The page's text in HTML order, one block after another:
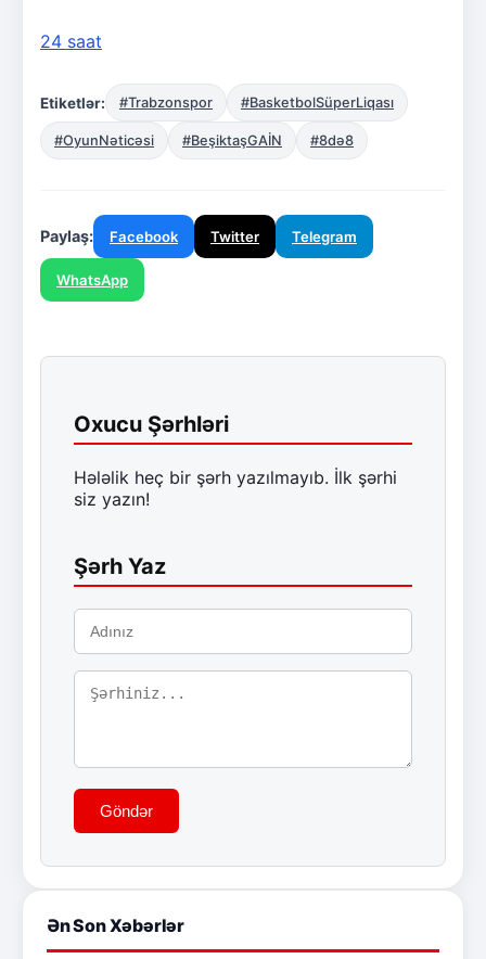
24 saat
Etiketlər: #Trabzonspor #BasketbolSüperLiqası
#OyunNəticəsi #BeşiktaşGAİN #8də8
Paylaş: Facebook Twitter Telegram
WhatsApp
Oxucu Şərhləri
Hələlik heç bir şərh yazılmayıb. İlk şərhi
siz yazın!
Şərh Yaz
Göndər
Ən Son Xəbərlər